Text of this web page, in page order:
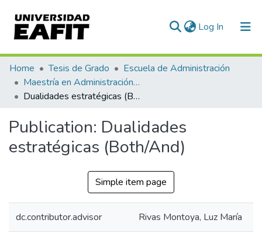
Log In (current)
Communities & Collections
All of DSpace
Home Tesis de Grado
Escuela de Administración
Maestría en Administración - MBA (tesis)
Dualidades estratégicas (Both/And)
Publication: Dualidades
estratégicas (Both/And)
Simple item page
dc.contributor.advisor Rivas Montoya, Luz María